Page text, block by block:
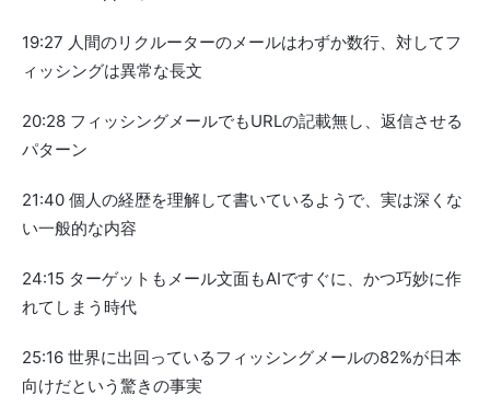
19:27 人間のリクルーターのメールはわずか数行、対してフ
ィッシングは異常な長文
20:28 フィッシングメールでもURLの記載無し、返信させる
パターン
21:40 個人の経歴を理解して書いているようで、実は深くな
い一般的な内容
24:15 ターゲットもメール文面もAIですぐに、かつ巧妙に作
れてしまう時代
25:16 世界に出回っているフィッシングメールの82%が日本
向けだという驚きの事実